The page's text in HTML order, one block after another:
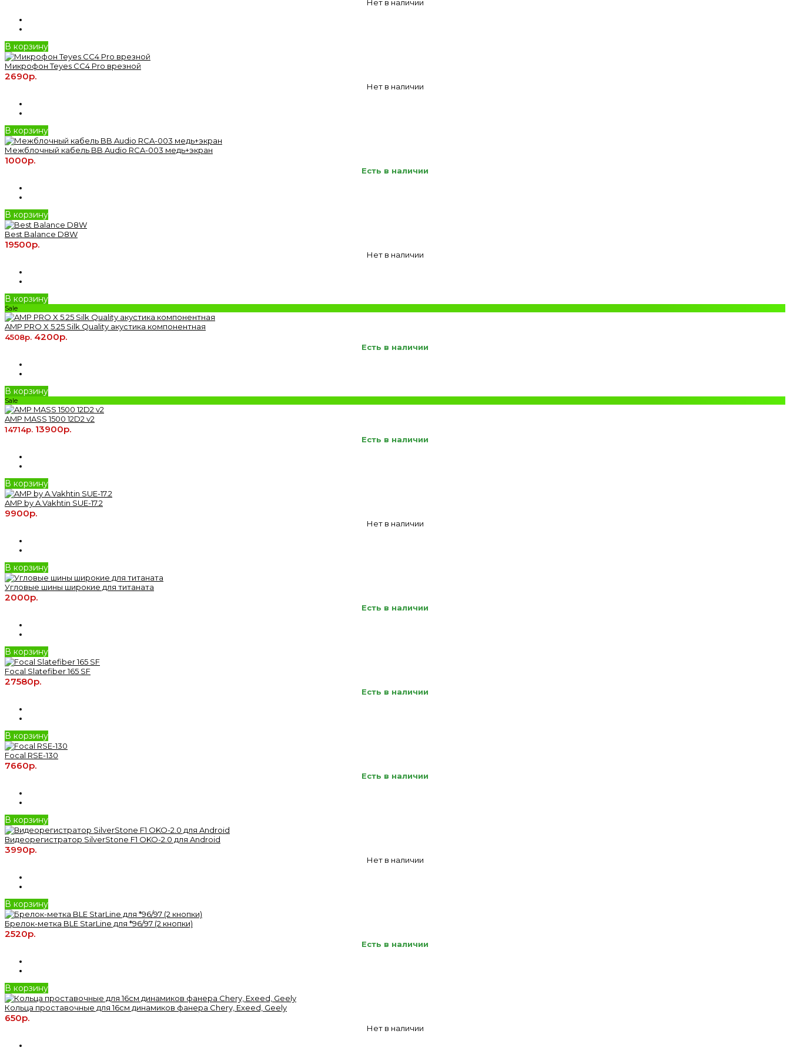
Нет в наличии
В корзину
Микрофон Teyes CC4 Pro врезной
2690р.
Нет в наличии
В корзину
Межблочный кабель BB Audio RCA-003 медь+экран
1000р.
Есть в наличии
В корзину
Best Balance D8W
19500р.
Нет в наличии
В корзину
Sale
AMP PRO X 5.25 Silk Quality акустика компонентная
4508р. 4200р.
Есть в наличии
В корзину
Sale
AMP MASS 1500 12D2 v2
14714р. 13900р.
Есть в наличии
В корзину
AMP by A.Vakhtin SUE-17.2
9900р.
Нет в наличии
В корзину
Угловые шины широкие для титаната
2000р.
Есть в наличии
В корзину
Focal Slatefiber 165 SF
27580р.
Есть в наличии
В корзину
Focal RSE-130
7660р.
Есть в наличии
В корзину
Видеорегистратор SilverStone F1 OKO-2.0 для Android
3990р.
Нет в наличии
В корзину
Брелок-метка BLE StarLine для *96/97 (2 кнопки)
2520р.
Есть в наличии
В корзину
Кольца проставочные для 16см динамиков фанера Chery, Exeed, Geely
650р.
Нет в наличии